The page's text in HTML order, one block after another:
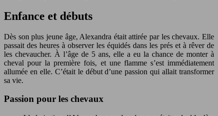
Enfance et débuts
Dès son plus jeune âge, Alexandra était attirée par les chevaux. Elle
passait des heures à observer les équidés dans les prés et à rêver de
les chevaucher. À l’âge de 5 ans, elle a eu la chance de monter à
cheval pour la première fois, et une flamme s’est immédiatement
allumée en elle. C’était le début d’une passion qui allait transformer
sa vie.
Passion pour les chevaux